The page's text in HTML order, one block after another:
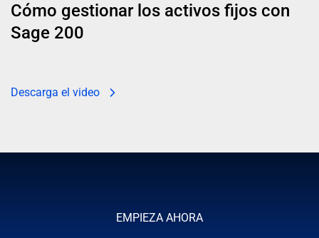
Cómo gestionar los activos fijos con
Sage 200
Descarga el video
EMPIEZA AHORA